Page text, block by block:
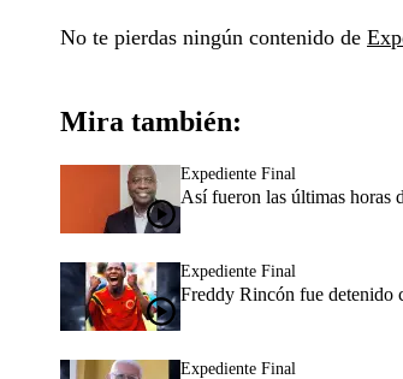
No te pierdas ningún contenido de
Mira también:
Expediente Final
Así fueron las últimas horas
Expediente Final
Freddy Rincón fue detenido
Expediente Final